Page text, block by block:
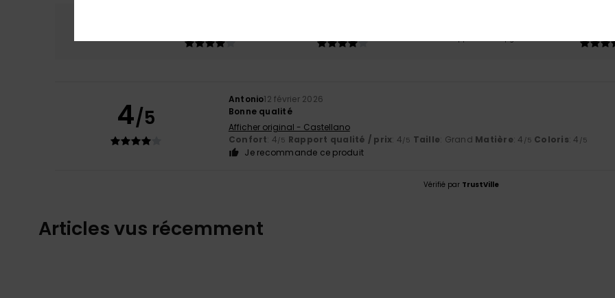
Trop petit Trop grand
4/5
Antonio12 février 2026
Bonne qualité
Afficher original - Castellano
Confort: 4/5 Rapport qualité / prix: 4/5 Taille: Grand Matière: 4 /5 Coloris: 4 /5
Je recommande ce produit
Vérifié par TrustVille
Articles vus récemment